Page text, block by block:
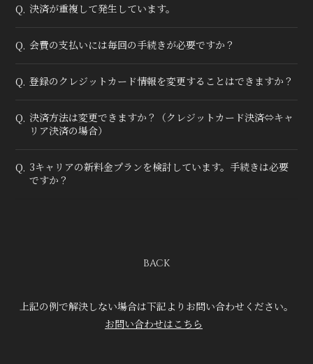
Q. 決済が重複して発生しています。
Q. 会費の支払いには毎回の手続きが必要ですか？
Q. 登録のクレジットカード情報を変更することはできますか？
Q. 決済方法は変更できますか？（クレジットカード決済⇔キャ
リア決済の場合）
Q. 3キャリアの新料金プランを検討しています。手続きは必要
ですか？
BACK
上記の例で解決しない場合は下記よりお問い合わせください。
お問い合わせはこちら